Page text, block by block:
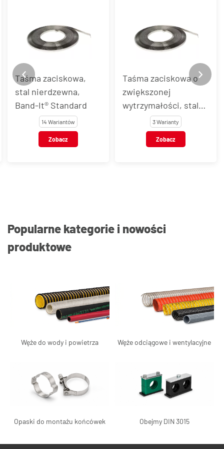
Taśma zaciskowa,
stal nierdzewna,
Band-It® Standard
14 Wariantów
Zobacz
Taśma zaciskowa o
zwiększonej
wytrzymałości, stal
AISI 201, Band-It®
3 Warianty
Zobacz
Popularne kategorie i nowości
produktowe
Węże do wody i powietrza Węże odciągowe i wentylacyjne
Opaski do montażu końcówek Obejmy DIN 3015